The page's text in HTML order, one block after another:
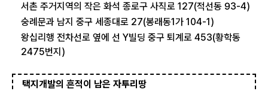
서촌 주거지역의 작은 화석 종로구 사직로 127(적선동 93-4)
숭례문과 남지 중구 세종대로 27(봉래동1가 104-1)
왕십리행 전차선로 옆에 선 Y빌딩 중구 퇴계로 453(황학동
2475번지)
택지개발의 흔적이 남은 자투리땅